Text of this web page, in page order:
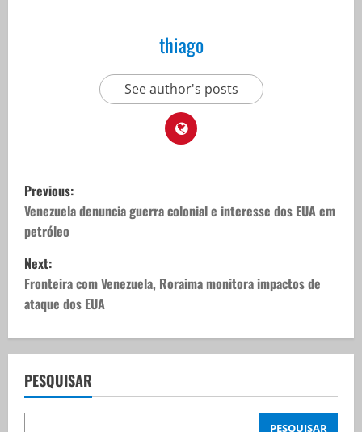
thiago
See author's posts
P
o
s
t
n
a
v
i
Previous:
Venezuela denuncia guerra colonial e interesse dos EUA em
petróleo
Next:
Fronteira com Venezuela, Roraima monitora impactos de
ataque dos EUA
PESQUISAR
PESQUISAR